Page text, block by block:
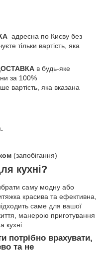
адресна по Києву без
тільки вартість, яка
в будь-яке
за 100%
вартість, яка вказана
(запобігання)
кухні?
саму модну або
красива та ефективна,
саме для вашої
манерою приготування
кухні.
потрібно врахувати,
та не